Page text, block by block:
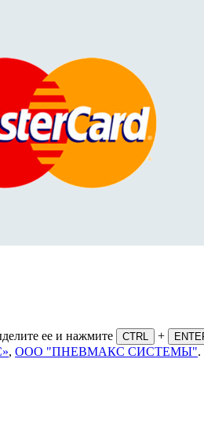
ее и нажмите CTRL +
, ООО "ПНЕВМАКС СИСТЕМЫ".